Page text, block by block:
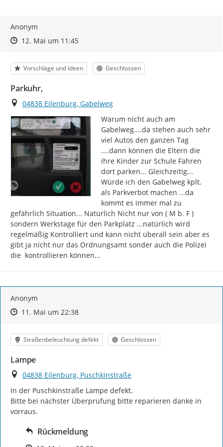
Anonym
Zeitpunkt des Erstellens
Zeitpunkt des Erstellens
12. Mai um 11:45Zur Äußerung
Kategorie
Vorschläge und Ideen Status
Geschlossen
Parkuhr,
Ort
04838 Eilenburg, Gabelweg
Warum nicht auch am
Gabelweg....da stehen auch sehr
viel Autos den ganzen Tag
....dann können die Eltern die
ihre Kinder zur Schule Fahren
dort parken... Gleichzeitig...
Würde ich den Gabelweg kplt.
als Parkverbot machen ...da
kommt es immer mal zu
gefährlich Situation... Natürlich Nicht nur von ( M b. F )
sondern Werkstage für den Parkplatz ...natürlich wird
regelmäßig Kontrolliert und kann nicht überall sein aber es
gibt ja nicht nur das Ordnungsamt sonder auch die Polizei
die  kontrollieren können...
Anonym
Zeitpunkt des Erstellens
Zeitpunkt des Erstellens
11. Mai um 22:38Zur Äußerung
Kategorie
Straßenbeleuchtung defekt Status
Geschlossen
Lampe
Ort
04838 Eilenburg, Puschkinstraße
In der Puschkinstraße Lampe defekt.
Bitte bei nächster Überprüfung bitte reparieren danke in
vorraus.
Rückmeldung